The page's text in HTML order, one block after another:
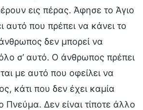
εις πέρας. Άφησε το Άγιο
αυτό που πρέπει να κάνει το
δεν μπορεί να
σ’ αυτό. Ο άνθρωπος πρέπει
με αυτό που οφείλει να
κάτι που δεν έχει καμία
Πνεύμα. Δεν είναι τίποτε άλλο